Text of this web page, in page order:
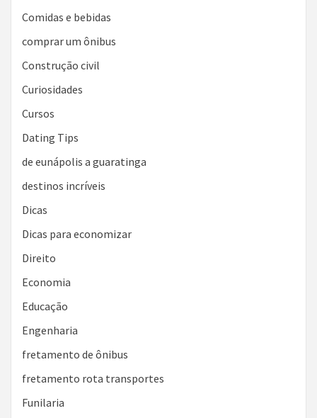
Comidas e bebidas
comprar um ônibus
Construção civil
Curiosidades
Cursos
Dating Tips
de eunápolis a guaratinga
destinos incríveis
Dicas
Dicas para economizar
Direito
Economia
Educação
Engenharia
fretamento de ônibus
fretamento rota transportes
Funilaria